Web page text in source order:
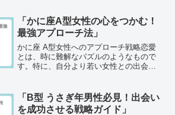
多くなっています。彼女たちは、しっか
りとした性格で、内...
「かに座A型女性の心をつかむ！
最強アプローチ法」
かに座 A型女性へのアプローチ戦略恋愛
とは、時に難解なパズルのようなもので
す。特に、自分より若い女性との出会い
液型の特性を理解することで、恋愛を成
功に導く可能性は高ま...
「B型 うさぎ年男性必見！出会い
を成功させる戦略ガイド」